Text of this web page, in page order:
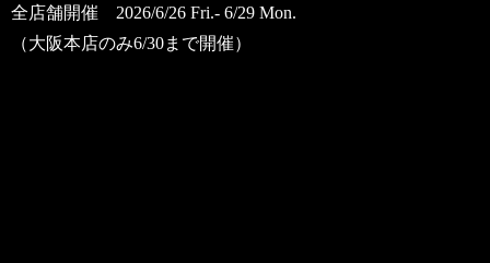
全店舗開催 2026/6/26 Fri.- 6/29 Mon.
（大阪本店のみ6/30まで開催）